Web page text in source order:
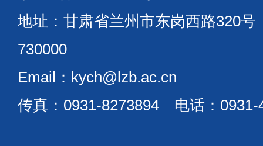
地址：甘肃省兰州市东岗西路
730000
Email：kych@lzb.ac.cn
传真：0931-8273894 电话：0931-